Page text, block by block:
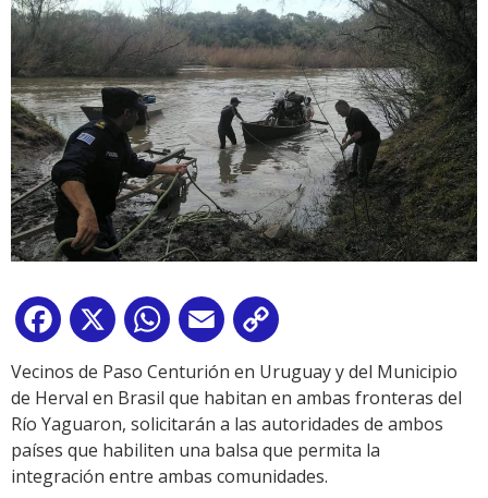
Facebook
X WhatsApp
Email
Link
Vecinos de Paso Centurión en Uruguay y del Municipio
de Herval en Brasil que habitan en ambas fronteras del
Río Yaguaron, solicitarán a las autoridades de ambos
países que habiliten una balsa que permita la
integración entre ambas comunidades.